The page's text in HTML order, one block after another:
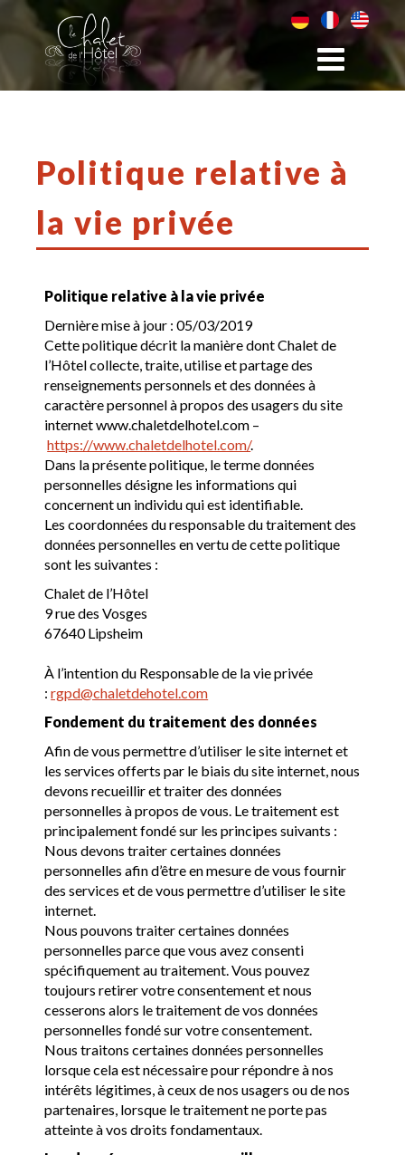
Politique relative à
la vie privée
Politique relative à la vie privée
Dernière mise à jour : 05/03/2019
Cette politique décrit la manière dont Chalet de
l’Hôtel collecte, traite, utilise et partage des
renseignements personnels et des données à
caractère personnel à propos des usagers du site
internet www.chaletdelhotel.com –
https://www.chaletdelhotel.com/.
Dans la présente politique, le terme données
personnelles désigne les informations qui
concernent un individu qui est identifiable.
Les coordonnées du responsable du traitement des
données personnelles en vertu de cette politique
sont les suivantes :
Chalet de l’Hôtel
9 rue des Vosges
67640 Lipsheim
À l’intention du Responsable de la vie privée
:rgpd@chaletdehotel.com
Fondement du traitement des données
Afin de vous permettre d’utiliser le site internet et
les services offerts par le biais du site internet, nous
devons recueillir et traiter des données
personnelles à propos de vous. Le traitement est
principalement fondé sur les principes suivants :
Nous devons traiter certaines données
personnelles afin d’être en mesure de vous fournir
des services et de vous permettre d’utiliser le site
internet.
Nous pouvons traiter certaines données
personnelles parce que vous avez consenti
spécifiquement au traitement. Vous pouvez
toujours retirer votre consentement et nous
cesserons alors le traitement de vos données
personnelles fondé sur votre consentement.
Nous traitons certaines données personnelles
lorsque cela est nécessaire pour répondre à nos
intérêts légitimes, à ceux de nos usagers ou de nos
partenaires, lorsque le traitement ne porte pas
atteinte à vos droits fondamentaux.